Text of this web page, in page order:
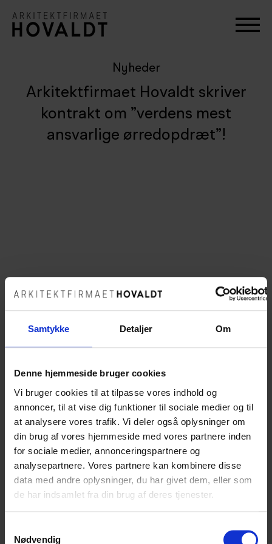
Samtykke Detaljer Om
Denne hjemmeside bruger cookies
Vi bruger cookies til at tilpasse vores indhold og
annoncer, til at vise dig funktioner til sociale medier og til
at analysere vores trafik. Vi deler også oplysninger om
din brug af vores hjemmeside med vores partnere inden
for sociale medier, annonceringspartnere og
analysepartnere. Vores partnere kan kombinere disse
data med andre oplysninger, du har givet dem, eller som
de har indsamlet fra din brug af deres tjenester.
Nødvendig
Nyheder
Arkitektfirmaet Hovaldt skriver
kontrakt om ”verdens mest
ansvarlige ørredopdræt”!
skriver kontrakt med det norske firma Onnest, omkring
opførelsen og planlægningen af et nyt og meget
ambitiøst anlæg til opdræt af ørred i Hirtshals.
Projektet handler ikke kun om selve byggeriet af de
fysiske faciliteter, men også planlægningen af cirkulære
systemer, hvor ambitionen er at skabe et anlæg uden
affald, da alt ses som ressourcer, der kan benyttes i
andre cirkulære loops. I projektet lægges der desuden
særligt stor på fiskenes sundhed og trivsel, hvilket
Hovaldt har sammensat et super stærkt team